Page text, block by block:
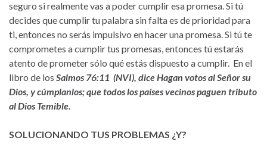
seguro si realmente vas a poder cumplir esa promesa. Si tú
decides que cumplir tu palabra sin falta es de prioridad para
ti, entonces no serás impulsivo en hacer una promesa. Si tú te
comprometes a cumplir tus promesas, entonces tú estarás
atento de prometer sólo qué estás dispuesto a cumplir. En el
libro de los Salmos 76:11 (NVI), dice Hagan votos al Señor su
Dios, y cúmplanlos; que todos los países vecinos paguen tributo
al Dios Temible.
SOLUCIONANDO TUS PROBLEMAS ¿Y?